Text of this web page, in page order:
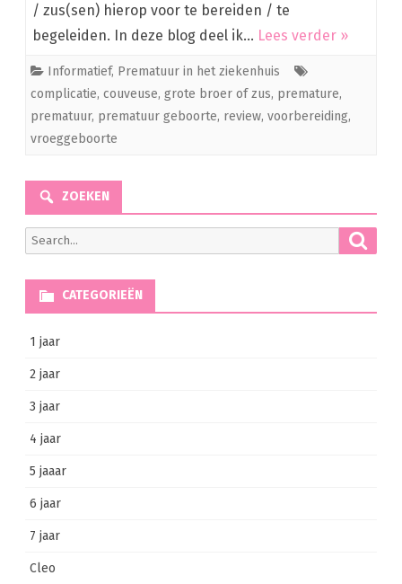
/ zus(sen) hierop voor te bereiden / te
begeleiden. In deze blog deel ik… Lees verder »
Informatief, Prematuur in het ziekenhuis
complicatie, couveuse, grote broer of zus, premature,
prematuur, prematuur geboorte, review, voorbereiding,
vroeggeboorte
ZOEKEN
Search
for:
CATEGORIEËN
1 jaar
2 jaar
3 jaar
4 jaar
5 jaaar
6 jaar
7 jaar
Cleo